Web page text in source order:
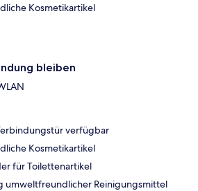
Kosmetikartikel
bleiben
verfügbar
Kosmetikartikel
für Toilettenartikel
umweltfreundlicher Reinigungsmittel